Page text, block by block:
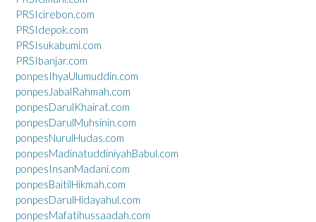
PRSIcirebon.com
PRSIdepok.com
PRSIsukabumi.com
PRSIbanjar.com
ponpesIhyaUlumuddin.com
ponpesJabalRahmah.com
ponpesDarulKhairat.com
ponpesDarulMuhsinin.com
ponpesNurulHudas.com
ponpesMadinatuddiniyahBabul.com
ponpesInsanMadani.com
ponpesBaitilHikmah.com
ponpesDarulHidayahul.com
ponpesMafatihussaadah.com